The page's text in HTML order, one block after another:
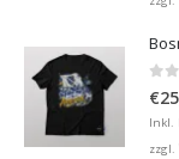
0
€
Inkl.
zzgl.